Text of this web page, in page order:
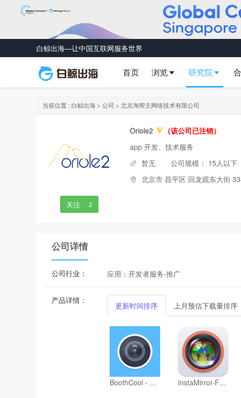
白鲸出海—让中国互联网服务世界
首页 浏览 研究院
当前位置 : 白鲸出海 > 公司 > 北京淘帮主网络技术有限公司
关注 | 2
Oriole2
（该公司已注销）
app 开发、技术服务
暂无
公司规模： 15人以下
北京市 昌平区 回龙观东大街
公司详情
公司行业： 应用；开发者服务-推广
产品详情：
更新时间排序 上月预估下载量排序
BoothCool - Heart Effects InstaMirror-Fun symmetry cam